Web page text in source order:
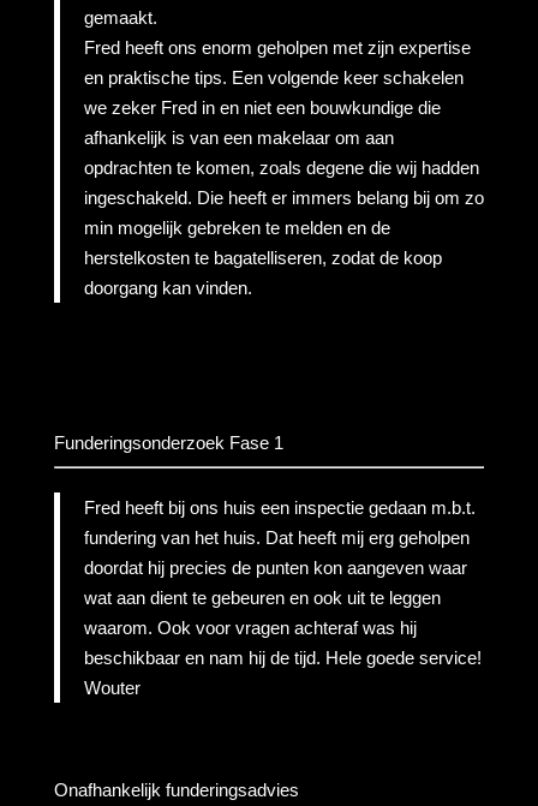
gemaakt.
Fred heeft ons enorm geholpen met zijn expertise
en praktische tips. Een volgende keer schakelen
we zeker Fred in en niet een bouwkundige die
afhankelijk is van een makelaar om aan
opdrachten te komen, zoals degene die wij hadden
ingeschakeld. Die heeft er immers belang bij om zo
min mogelijk gebreken te melden en de
herstelkosten te bagatelliseren, zodat de koop
doorgang kan vinden.
Funderingsonderzoek Fase 1
Fred heeft bij ons huis een inspectie gedaan m.b.t.
fundering van het huis. Dat heeft mij erg geholpen
doordat hij precies de punten kon aangeven waar
wat aan dient te gebeuren en ook uit te leggen
waarom. Ook voor vragen achteraf was hij
beschikbaar en nam hij de tijd. Hele goede service!
Wouter
Onafhankelijk funderingsadvies